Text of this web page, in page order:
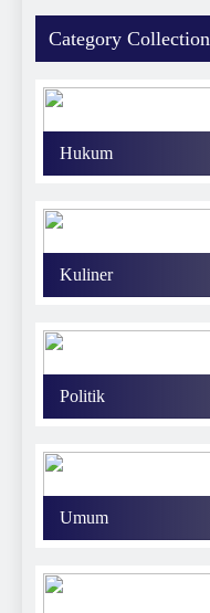
Category Collection
Hukum
Kuliner
Politik
Umum